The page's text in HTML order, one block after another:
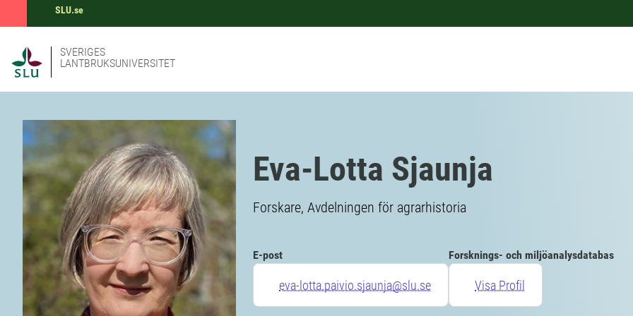
SLU.se
SVERIGES
LANTBRUKSUNIVERSITET
Eva-Lotta Sjaunja
Forskare, Avdelningen för agrarhistoria
E-post
eva-lotta.paivio.sjaunja@slu.se
Forsknings- och miljöanalysdatabas
Visa Profil